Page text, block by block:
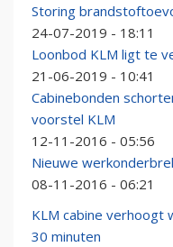
Storing
24-07-2019 - 18:11
Loonbod KLM ligt te
21-06-2019 - 10:41
Cabinebonden
voorstel KLM
12-11-2016 - 05:56
Nieuwe
08-11-2016 - 06:21
KLM cabine verhoogt
30 minuten